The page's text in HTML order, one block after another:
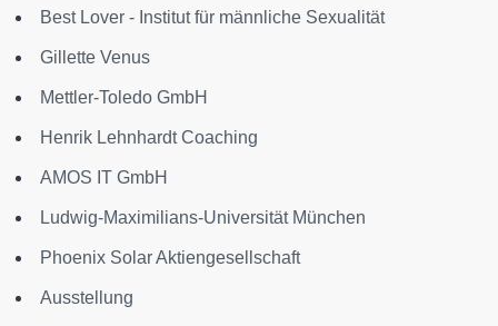
Best Lover - Institut für männliche Sexualität
Gillette Venus
Mettler-Toledo GmbH
Henrik Lehnhardt Coaching
AMOS IT GmbH
Ludwig-Maximilians-Universität München
Phoenix Solar Aktiengesellschaft
Ausstellung